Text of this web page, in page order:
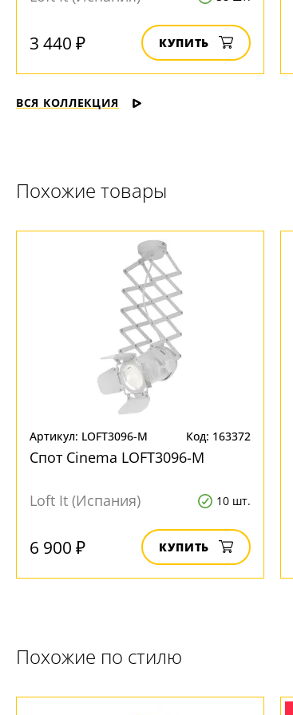
3 440 ₽ КУПИТЬ
ВСЯ КОЛЛЕКЦИЯ
Похожие товары
Артикул: LOFT3096-M Код: 163372
Спот Cinema LOFT3096-M
Loft It (Испания) 10 шт.
6 900 ₽ КУПИТЬ
Похожие по стилю